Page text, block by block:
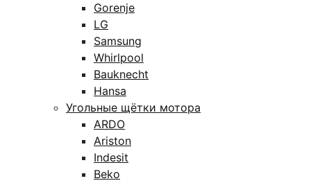
Gorenje
LG
Samsung
Whirlpool
Bauknecht
Hansa
Угольные щётки мотора
ARDO
Ariston
Indesit
Beko